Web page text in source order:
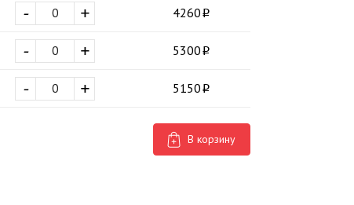
+
- 4260
+
- 5300
+
- 5150
В корзину